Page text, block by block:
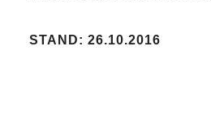
STAND: 26.10.2016